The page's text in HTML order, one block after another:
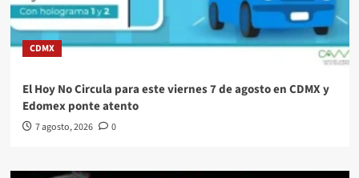
CDMX
El Hoy No Circula para este viernes 7 de agosto en CDMX y
Edomex ponte atento
7 agosto, 2026 0